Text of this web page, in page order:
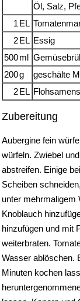
Öl, Salz,
1 EL
2EL Essig
500ml
200g
geschälte
2EL
Zubereitung
Aubergine fein
würfeln. Zwiebel
abstreifen. Einige
Scheiben
unter mehrmaligem
Knoblauch
hinzufügen und mit
weiterbraten.
Wasser ablöschen.
Minuten kochen